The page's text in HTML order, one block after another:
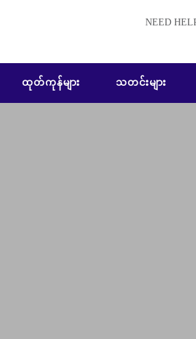
NEED
ထုတ်ကုန်များ သတင်းများ